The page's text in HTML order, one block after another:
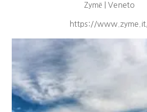
Zymē | Veneto
https://